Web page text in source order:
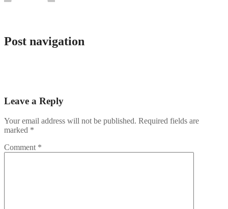
Post navigation
Leave a Reply
Your email address will not be published. Required fields are
marked *
Comment *